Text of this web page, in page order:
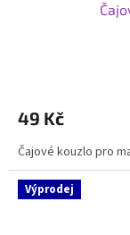
49 Kč
Čajové kouzlo pro
Výprodej